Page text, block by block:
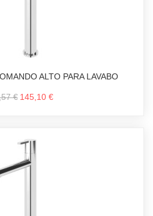
ALTO PARA LAVABO
€ 145,10 €